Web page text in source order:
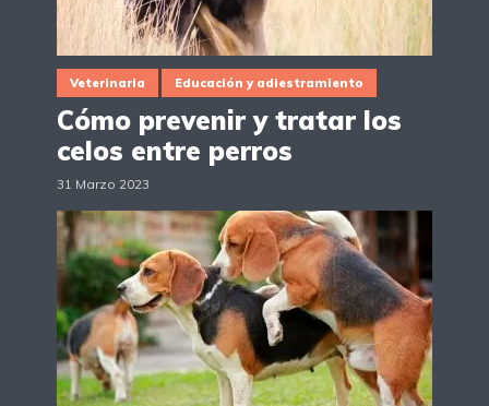
Veterinaria Educación y adiestramiento
Cómo prevenir y tratar los
celos entre perros
31 Marzo 2023